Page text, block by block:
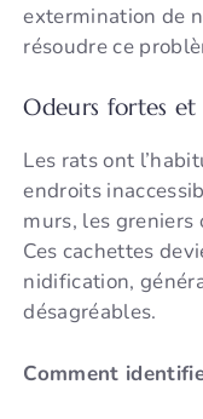
extermination de
résoudre ce
Odeurs fortes et
Les rats ont
endroits
murs, les greniers
Ces cachettes
nidification,
désagréables.
Comment